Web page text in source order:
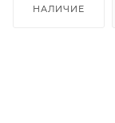
НАЛИЧИЕ